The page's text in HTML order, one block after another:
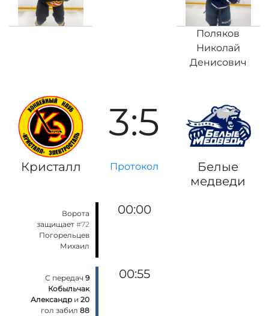
Поляков
Николай
Денисович
3:5
Кристалл Протокол
Белые
медведи
Ворота
защищает#72
Погорельцев
Михаил
00:00
С передач9
Кобыльчак
Александр и20
гол забил88
00:55